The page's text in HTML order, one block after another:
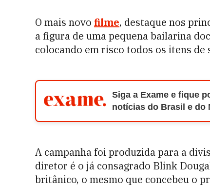
O mais novo filme, destaque nos
a figura de uma pequena bailarina
colocando em risco todos os itens de
Siga a Exame e fique
notícias do Brasil e do
A campanha foi produzida para a
diretor é o já consagrado Blink
britânico, o mesmo que concebeu o